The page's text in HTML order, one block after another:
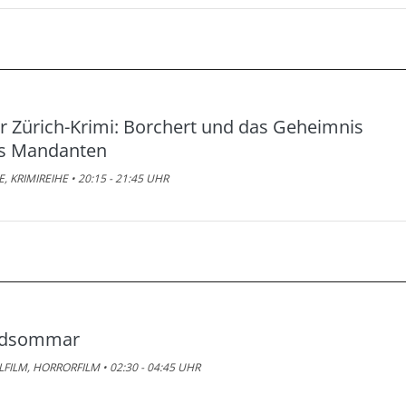
Zürich-Krimi: Borchert und das Geheimnis
Mandanten
KRIMIREIHE • 20:15 - 21:45 UHR
HORRORFILM • 02:30 - 04:45 UHR